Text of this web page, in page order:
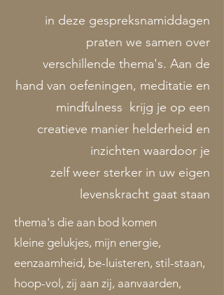
in deze gespreksnamiddagen
praten we samen over
verschillende thema's. Aan de
hand van oefeningen, meditatie en
mindfulness krijg je op een
creatieve manier helderheid en
inzichten waardoor je
zelf weer sterker in uw eigen
levenskracht gaat staan
thema's die aan bod komen
kleine gelukjes, mijn energie,
eenzaamheid, be-luisteren, stil-staan,
hoop-vol, zij aan zij, aanvaarden,